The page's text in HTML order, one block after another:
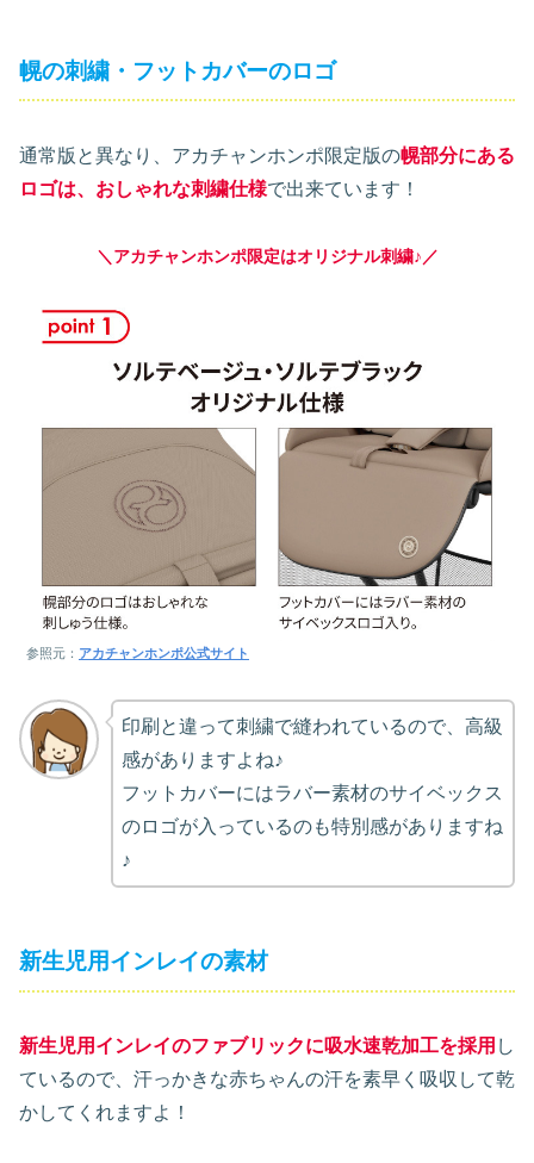
幌の刺繍・フットカバーのロゴ
通常版と異なり、アカチャンホンポ限定版の幌部分にある
ロゴは、おしゃれな刺繍仕様で出来ています！
＼アカチャンホンポ限定はオリジナル刺繍♪／
参照元： アカチャンホンポ公式サイト
印刷と違って刺繍で縫われているので、高級
感がありますよね♪
フットカバーにはラバー素材のサイベックス
のロゴが入っているのも特別感がありますね
♪
新生児用インレイの素材
新生児用インレイのファブリックに吸水速乾加工を採用 し
ているので、汗っかきな赤ちゃんの汗を素早く吸収して乾
かしてくれますよ！